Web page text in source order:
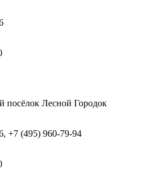
посёлок Лесной Городок
+7 (495) 960-79-94